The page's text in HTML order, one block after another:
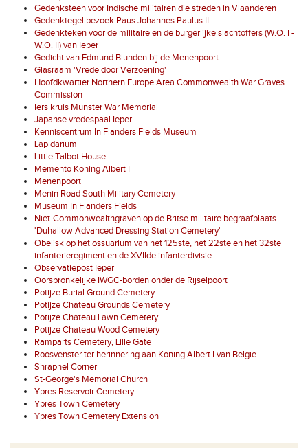
Gedenksteen voor Indische militairen die streden in Vlaanderen
Gedenktegel bezoek Paus Johannes Paulus II
Gedenkteken voor de militaire en de burgerlijke slachtoffers (W.O. I -
W.O. II) van Ieper
Gedicht van Edmund Blunden bij de Menenpoort
Glasraam 'Vrede door Verzoening'
Hoofdkwartier Northern Europe Area Commonwealth War Graves
Commission
Iers kruis Munster War Memorial
Japanse vredespaal Ieper
Kenniscentrum In Flanders Fields Museum
Lapidarium
Little Talbot House
Memento Koning Albert I
Menenpoort
Menin Road South Military Cemetery
Museum In Flanders Fields
Niet-Commonwealthgraven op de Britse militaire begraafplaats
'Duhallow Advanced Dressing Station Cemetery'
Obelisk op het ossuarium van het 125ste, het 22ste en het 32ste
infanterieregiment en de XVIIde infanterdivisie
Observatiepost Ieper
Oorspronkelijke IWGC-borden onder de Rijselpoort
Potijze Burial Ground Cemetery
Potijze Chateau Grounds Cemetery
Potijze Chateau Lawn Cemetery
Potijze Chateau Wood Cemetery
Ramparts Cemetery, Lille Gate
Roosvenster ter herinnering aan Koning Albert I van België
Shrapnel Corner
St-George's Memorial Church
Ypres Reservoir Cemetery
Ypres Town Cemetery
Ypres Town Cemetery Extension